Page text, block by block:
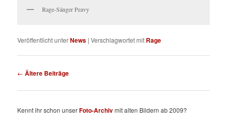
Rage-Sänger Peavy
Veröffentlicht unterNews |Verschlagwortet mit Rage
Beitragsnavigation
← Ältere Beiträge
Kennt ihr schon unserFoto-Archivmit alten Bildern ab 2009?